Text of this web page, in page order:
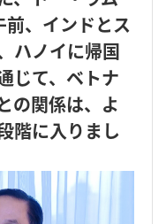
、インドとス
ハノイに帰国
じて、ベトナ
の関係は、よ
階に入りまし